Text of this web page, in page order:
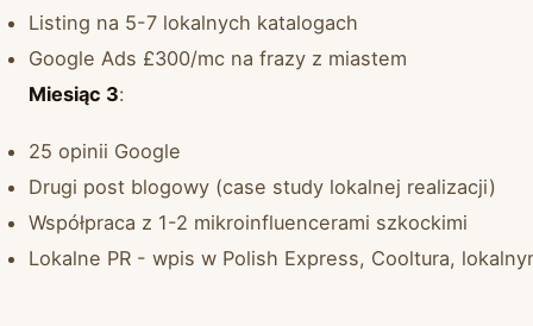
Listing na 5-7 lokalnych katalogach
Google Ads £300/mc na frazy z miastem
Miesiąc 3:
25 opinii Google
Drugi post blogowy (case study lokalnej realizacji)
Współpraca z 1-2 mikroinfluencerami szkockimi
Lokalne PR - wpis w Polish Express, Cooltura,